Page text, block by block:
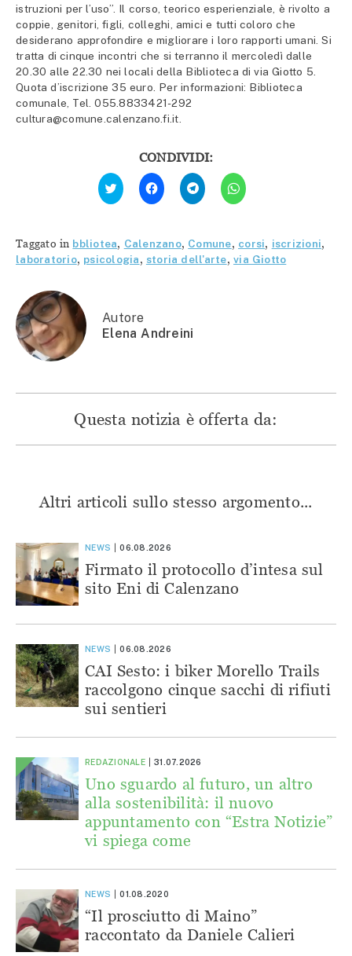
istruzioni per l’uso”. Il corso, teorico esperienziale, è rivolto a
coppie, genitori, figli, colleghi, amici e tutti coloro che
desiderano approfondire e migliorare i loro rapporti umani. Si
tratta di cinque incontri che si terranno il mercoledì dalle
20.30 alle 22.30 nei locali della Biblioteca di via Giotto 5.
Quota d’iscrizione 35 euro. Per informazioni: Biblioteca
comunale, Tel. 055.8833421-292
cultura@comune.calenzano.fi.it.
CONDIVIDI:
Fai
clic
qui
Twitter
(Si
apre
in
Fai
clic
per
condividere
(Si
apre
in
una
Fai
clic
per
condividere
(Si
apre
in
una
Fai
clic
per
(Si
apre
in
una
Taggato in bbliotea, Calenzano, Comune, corsi, iscrizioni,
laboratorio, psicologia, storia dell'arte, via Giotto
Autore
Elena Andreini
Questa notizia è offerta da:
Altri articoli sullo stesso argomento...
NEWS 06.08.2026
Firmato il protocollo d’intesa sul
sito Eni di Calenzano
NEWS 06.08.2026
CAI Sesto: i biker Morello Trails
raccolgono cinque sacchi di rifiuti
sui sentieri
REDAZIONALE 31.07.2026
Uno sguardo al futuro, un altro
alla sostenibilità: il nuovo
appuntamento con “Estra Notizie”
vi spiega come
NEWS 01.08.2020
“Il prosciutto di Maino”
raccontato da Daniele Calieri